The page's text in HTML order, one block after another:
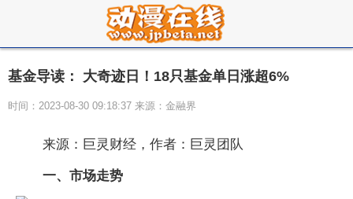
基金导读： 大奇迹日！18只基金单日涨超6%
时间：2023-08-30 09:18:37 来源：金融界
来源：巨灵财经，作者：巨灵团队
一、市场走势